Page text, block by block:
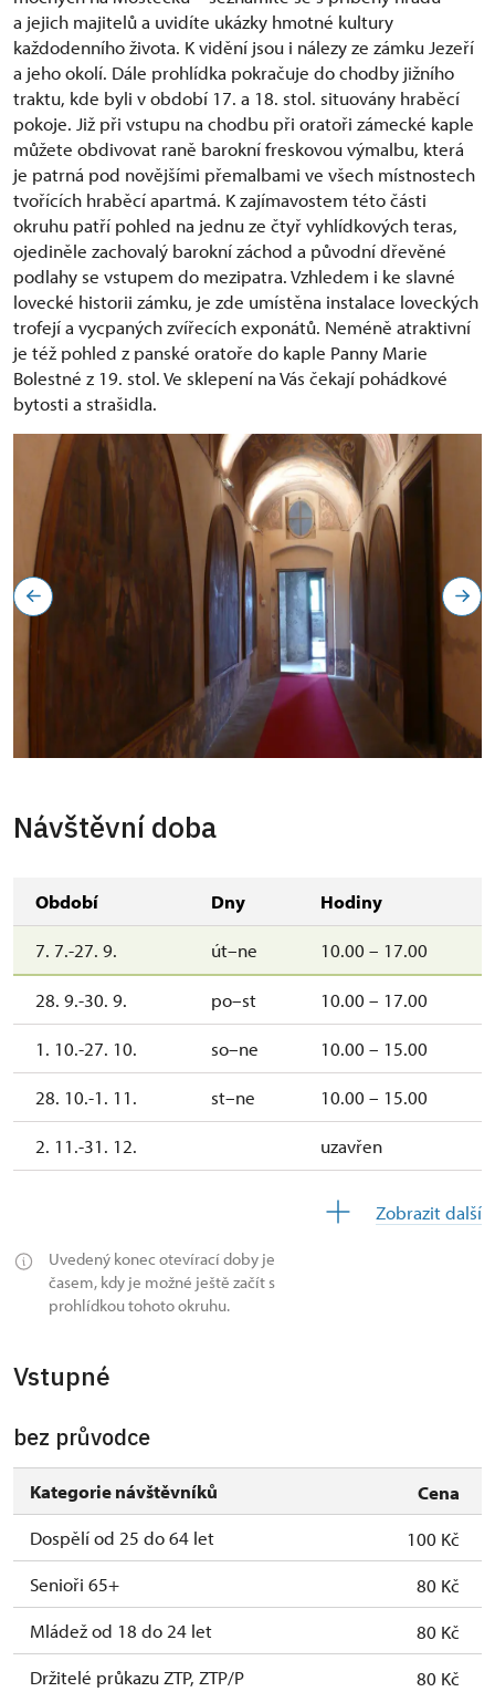
a jejich majitelů a uvidíte ukázky hmotné kultury
každodenního života. K vidění jsou i nálezy ze zámku Jezeří
a jeho okolí. Dále prohlídka pokračuje do chodby jižního
traktu, kde byli v období 17. a 18. stol. situovány hraběcí
pokoje. Již při vstupu na chodbu při oratoři zámecké kaple
můžete obdivovat raně barokní freskovou výmalbu, která
je patrná pod novějšími přemalbami ve všech místnostech
tvořících hraběcí apartmá. K zajímavostem této části
okruhu patří pohled na jednu ze čtyř vyhlídkových teras,
ojediněle zachovalý barokní záchod a původní dřevěné
podlahy se vstupem do mezipatra. Vzhledem i ke slavné
lovecké historii zámku, je zde umístěna instalace loveckých
trofejí a vycpaných zvířecích exponátů. Neméně atraktivní
je též pohled z panské oratoře do kaple Panny Marie
Bolestné z 19. stol. Ve sklepení na Vás čekají pohádkové
bytosti a strašidla.
Návštěvní doba
Období Dny Hodiny
7. 7.-27. 9. út–ne 10.00 – 17.00
28. 9.-30. 9. po–st 10.00 – 17.00
1. 10.-27. 10. so–ne 10.00 – 15.00
28. 10.-1. 11. st–ne 10.00 – 15.00
2. 11.-31. 12. uzavřen
1. 1.-31. 3.
Zobrazit další
Uvedený konec otevírací doby je
časem, kdy je možné ještě začít s
prohlídkou tohoto okruhu.
Vstupné
bez průvodce
Kategorie návštěvníků
Cena
Dospělí od 25 do 64 let
100 Kč
Senioři 65+
80 Kč
Mládež od 18 do 24 let
80 Kč
Držitelé průkazu ZTP, ZTP/P
80 Kč